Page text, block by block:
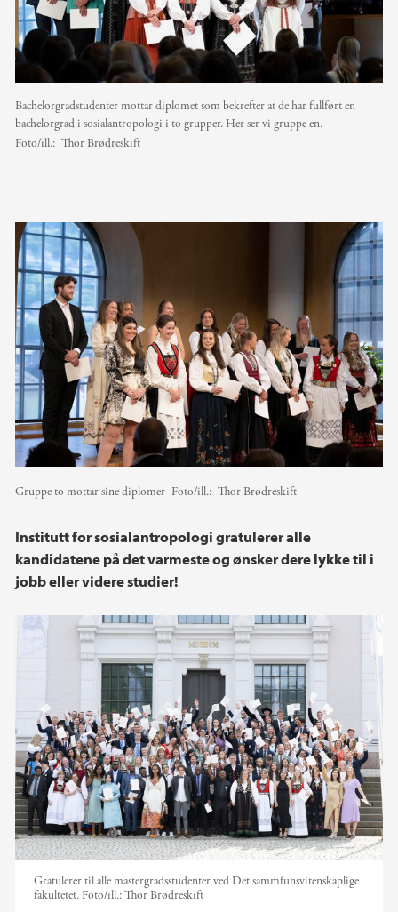
Bachelorgradstudenter mottar diplomet som bekrefter at de har fullført en
bachelorgrad i sosialantropologi i to grupper. Her ser vi gruppe en.
Foto/ill.: Thor Brødreskift
Gruppe to mottar sine diplomer Foto/ill.: Thor Brødreskift
Institutt for sosialantropologi gratulerer alle
kandidatene på det varmeste og ønsker dere lykke til i
jobb eller videre studier!
Gratulerer til alle mastergradsstudenter ved Det sammfunsvitenskaplige
fakultetet. Foto/ill.:Thor Brødreskift